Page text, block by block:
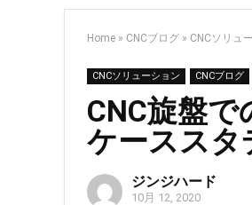
Home » CNCブログ » CNCソリュ
CNCソリューション CNCブログ
CNC旋盤
ケーススタ
ジンジハード
10月 12, 2020